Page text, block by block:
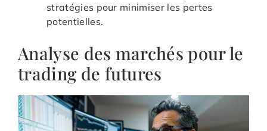
stratégies pour minimiser les pertes
potentielles.
Analyse des marchés pour le
trading de futures